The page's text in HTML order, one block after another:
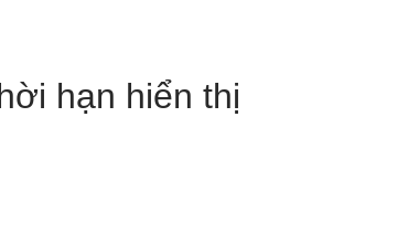
hạn hiển thị